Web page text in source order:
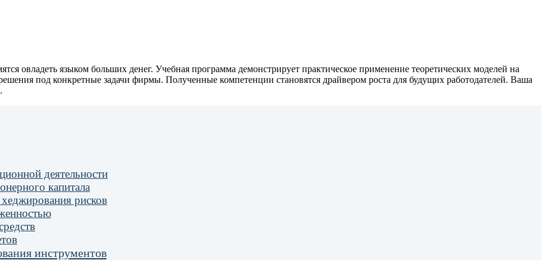
овладеть языком больших денег. Учебная программа демонстрирует практическое применение теоретических моделей на
под конкретные задачи фирмы. Полученные компетенции становятся драйвером роста для будущих работодателей. Ваша
деятельности
капитала
рисков
инструментов